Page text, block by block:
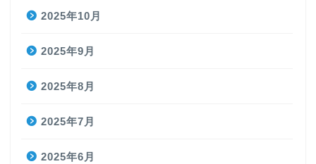
2025年10月
2025年9月
2025年8月
2025年7月
2025年6月